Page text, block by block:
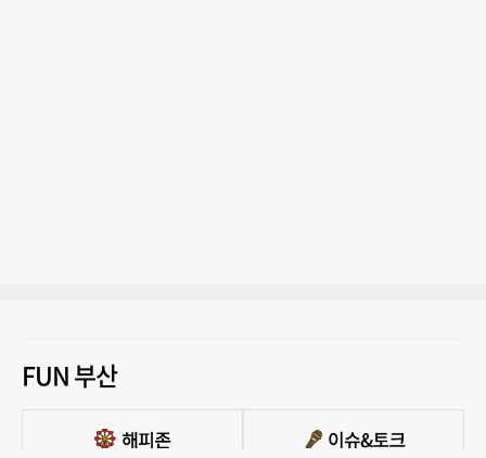
FUN 부산